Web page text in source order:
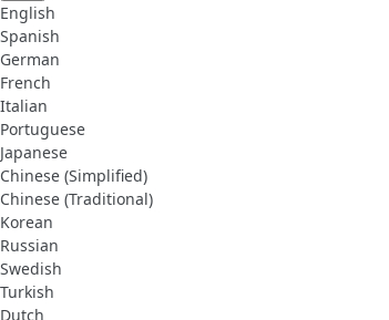
English
Spanish
German
French
Italian
Portuguese
Japanese
Chinese (Simplified)
Chinese (Traditional)
Korean
Russian
Swedish
Turkish
Dutch